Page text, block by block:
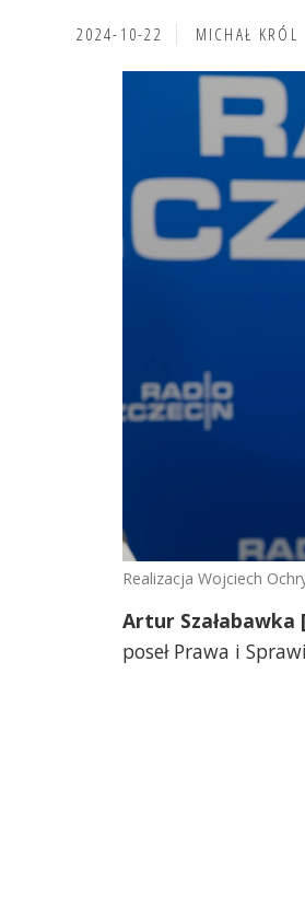
2024-10-22 MICHAŁ KRÓL
Realizacja Wojciech
Artur Szałabawka
poseł Prawa i